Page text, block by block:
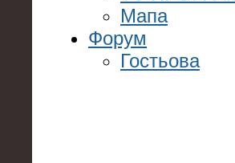
Мапа
Форум
Гостьова